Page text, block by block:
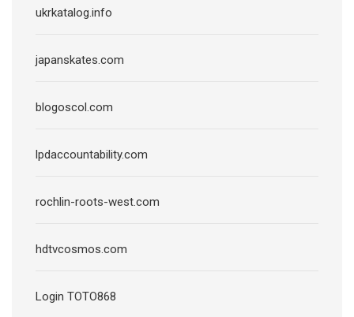
ukrkatalog.info
japanskates.com
blogoscol.com
lpdaccountability.com
rochlin-roots-west.com
hdtvcosmos.com
Login TOTO868